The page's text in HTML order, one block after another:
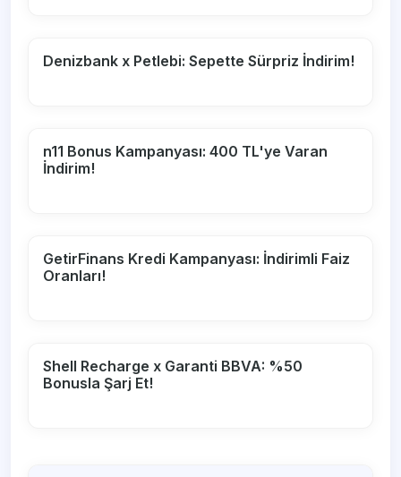
Denizbank x Petlebi: Sepette Sürpriz İndirim!
n11 Bonus Kampanyası: 400 TL'ye Varan
İndirim!
GetirFinans Kredi Kampanyası: İndirimli Faiz
Oranları!
Shell Recharge x Garanti BBVA: %50
Bonusla Şarj Et!